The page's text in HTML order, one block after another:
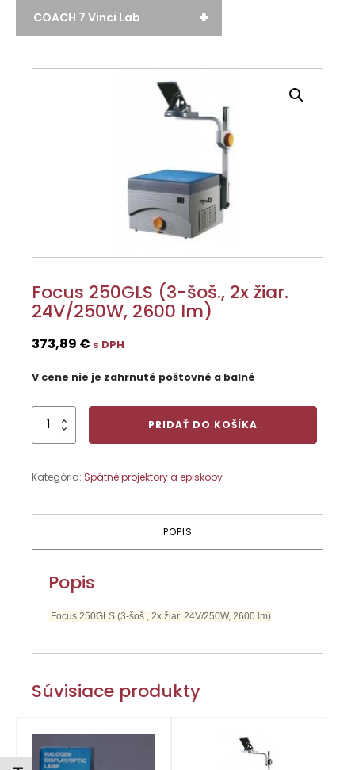
+
COACH 7 Vinci Lab
Focus 250GLS (3-šoš., 2x žiar.
24V/250W, 2600 lm)
373,89 € s DPH
V cene nie je zahrnuté poštovné a balné
množstvo
šoš.,
lm)
PRIDAŤ DO KOŠÍKA
Kategória: Spätné projektory a episkopy
POPIS
Popis
Focus 250GLS (3-šoš., 2x žiar. 24V/250W, 2600 lm)
Súvisiace produkty